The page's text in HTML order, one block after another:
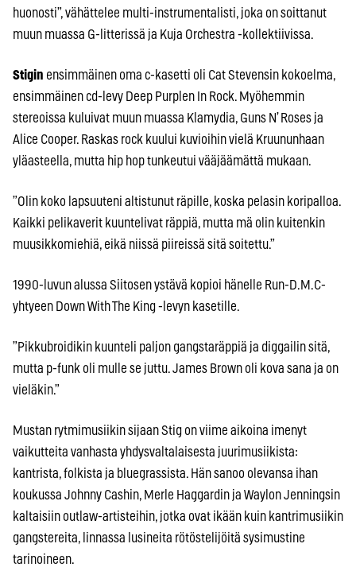
huonosti”, vähättelee multi-instrumentalisti, joka on soittanut
muun muassa G-litterissä ja Kuja Orchestra -kollektiivissa.
Stigin ensimmäinen oma c-kasetti oli Cat Stevensin kokoelma,
ensimmäinen cd-levy Deep Purplen In Rock. Myöhemmin
stereoissa kuluivat muun muassa Klamydia, Guns N’ Roses ja
Alice Cooper. Raskas rock kuului kuvioihin vielä Kruununhaan
yläasteella, mutta hip hop tunkeutui vääjäämättä mukaan.
”Olin koko lapsuuteni altistunut räpille, koska pelasin koripalloa.
Kaikki pelikaverit kuuntelivat räppiä, mutta mä olin kuitenkin
muusikkomiehiä, eikä niissä piireissä sitä soitettu.”
1990-luvun alussa Siitosen ystävä kopioi hänelle Run-D.M.C-
yhtyeen Down With The King -levyn kasetille.
”Pikkubroidikin kuunteli paljon gangstaräppiä ja diggailin sitä,
mutta p-funk oli mulle se juttu. James Brown oli kova sana ja on
vieläkin.”
Mustan rytmimusiikin sijaan Stig on viime aikoina imenyt
vaikutteita vanhasta yhdysvaltalaisesta juurimusiikista:
kantrista, folkista ja bluegrassista. Hän sanoo olevansa ihan
koukussa Johnny Cashin, Merle Haggardin ja Waylon Jenningsin
kaltaisiin outlaw-artisteihin, jotka ovat ikään kuin kantrimusiikin
gangstereita, linnassa lusineita rötöstelijöitä sysimustine
tarinoineen.